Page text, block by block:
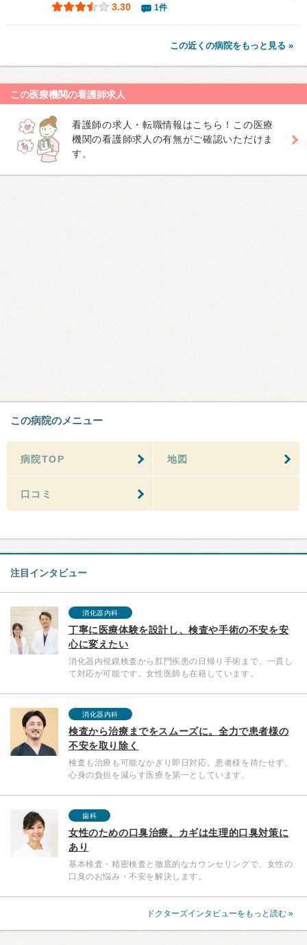
3.30 1件
この近くの病院をもっと見る »
この医療機関の看護師求人
看護師の求人・転職情報はこちら！この医療
機関の看護師求人の有無がご確認いただけま
す。
この病院のメニュー
病院TOP 地図
口コミ
注目インタビュー
消化器内科
丁寧に医療体験を設計し、検査や手術の不安を安
心に変えたい
消化器内視鏡検査から肛門疾患の日帰り手術まで、一貫し
て対応が可能です。女性医師も在籍しています。
消化器内科
検査から治療までをスムーズに。全力で患者様の
不安を取り除く
検査も治療も可能なかぎり即日対応。患者様を待たせず、
心身の負担を減らす医療を第一としています。
歯科
女性のための口臭治療。カギは生理的口臭対策に
あり
基本検査・精密検査と徹底的なカウンセリングで、女性の
口臭のお悩み・不安を解決します。
ドクターズインタビューをもっと読む »